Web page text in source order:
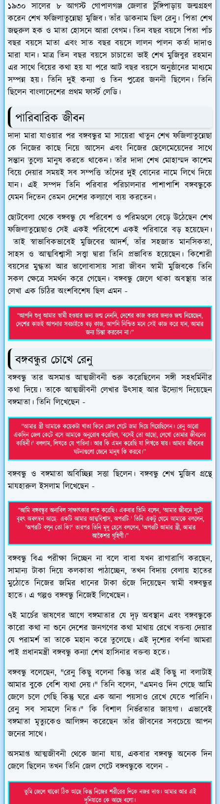
১৯৩০ সালের ৮ আগস্ট গোপালগঞ্জ জেলার টুঙ্গিপাড়ায় জন্মগ্রহণ
করেন শেখ ফজিলাতুন্নেছা মুজিব। তাঁর ডাকনাম ছিল রেনু। পিতা শেখ
জহুরুল হক ও মাতা হোসনে আরা বেগম। তিন বছর বয়সে পিতা পাঁচ
বছর বয়সে মাতা এবং সাত বছর বয়সে লালন পালন কর্তা দাদাও
মারা যান। মাত্র তিন বছর বয়সে চাচাতো ভাই শেখ মুজিবুর রহমান
এর সাথে বিয়ের কথা হয় যা পরে আট বছর বয়সে অনুষ্ঠানের মাধ্যমে
সম্পন্ন হয়। তিনি দুই কন্যা ও তিন পুত্রের জননী ছিলেন। তিনি
ছিলেন বাংলাদেশের প্রথম ফার্স্ট লেডি।
পারিবারিক জীবন
দাদা মারা যাওয়ার পর বঙ্গবন্ধুর মা সায়েরা খাতুন শেখ ফজিলাতুন্নেছা
কে নিজের কাছে নিয়ে আসেন এবং নিজের ছেলেমেয়েদের সাথে
সন্তান তুল্যে মানুষ করতে থাকেন। তাঁর দাদা শেখ মোহাম্মদ কাশেম
বিয়ে দেয়ার সময়ই সব সম্পত্তি তাঁদের দুই বোনের নামে লিখে দিয়ে
যান। এই সম্পদ তিনি পরিবার পরিচালনার পাশাপাশি বঙ্গবন্ধুকে
যেমন দিতেন তেমন দেশের কল্যাণে ব্যয় করতেন।
ছোটবেলা থেকে বঙ্গবন্ধু যে পরিবেশ ও পরিমণ্ডলে বেড়ে উঠেছেন শেখ
ফজিলাতুন্নেছাও সেই একই পরিবেশে একই পরিবারে বড় হয়েছেন।
তাই স্বাভাবিকভাবেই মুজিবের আদর্শ, তাঁর সহজাত মানসিকতা,
সাহস ও আত্মবিশ্বাসী সত্ত্বা দ্বারা তিনি প্রভাবিত হয়েছেন। কিশোরী
বয়সের মুগ্ধতা আর ভালোবাসায় সারা জীবন স্বামী মুজিবকে তিনি
সকল ক্ষেত্রে সমর্থন করে গেছেন। বঙ্গবন্ধু জেলে থাকা অবস্থায় তার
লেখা এক চিঠির অংশবিশেষ ছিল এমন -
বঙ্গবন্ধুর চোখে রেনু
বঙ্গবন্ধু তার অসমাপ্ত আত্মজীবনী শুরু করেছিলেন সঙ্গী সহধর্মিনীর
কথা দিয়ে। তাকে আত্মজীবনী লেখার উৎসাহ আর উদ্যোগ দিয়েছেন
বঙ্গমাতা। তিনি লিখেছেন -
বঙ্গবন্ধু ও বঙ্গমাতা অবিচ্ছিন্ন সত্তা ছিলেন।বঙ্গবন্ধু শেখ মুজিব গ্রন্থে
মাযহারুল ইসলাম লিখেছেন -
বঙ্গবন্ধু বিএ পরীক্ষা দিচ্ছেন না বলে বাবা যখন রাগারাগি করছেন,
সামান্য টাকা দিয়ে কলকাতা পাঠাচ্ছেন, তখন বিদায় বেলায় হাতের
মুঠোতে নিজের জমির ধানের টাকা গুঁজে দিয়েছেন স্বামী বঙ্গবন্ধুর
হাতে। এ গল্পও বঙ্গবন্ধু নিজেই লিখেছেন।
৭ই মার্চের ভাষণের আগে বঙ্গমাতার যে দৃঢ় অবস্থান এবং বঙ্গবন্ধুকে
কারো কথা না শুনে দেশের জনগণের কথা মাথায় রেখে বক্তব্য দেয়ার
যে পরামর্শ তা তাকে মহান করে তুলেছে। এই দৃশ্যের বর্ণনা আমরা
পাই প্রধানমন্ত্রী বঙ্গবন্ধু কন্যা শেখ হাসিনার বক্তব্য হতে।
বঙ্গবন্ধু বলেছেন, "রেনু কিছু বলেনা কিন্তু তার এই কিছু না বলাটাই
আমার বুকে বেশি ব্যথা দেয়।" তিনি বলেন, "এমনও দিন গেছে আমি
জেলে চলে গেছি কিন্তু ঘরে এক আনা পয়সাও রেখে যেতে পারিনি।
রেনু সব সামলে নিত।" কি বিশাল নির্ভরতার জায়গা। এভাবেই
বঙ্গমাতা মৃত্যুকেও আলিঙ্গন করেছেন তাঁর জীবনের সবচেয়ে আপন
জনের সাথে।
অসমাপ্ত আত্মজীবনী থেকে জানা যায়, একবার বঙ্গবন্ধু অনেক দিন
জেলে ছিলেন তখন তিনি জেল গেটে বঙ্গবন্ধুকে বলেন -